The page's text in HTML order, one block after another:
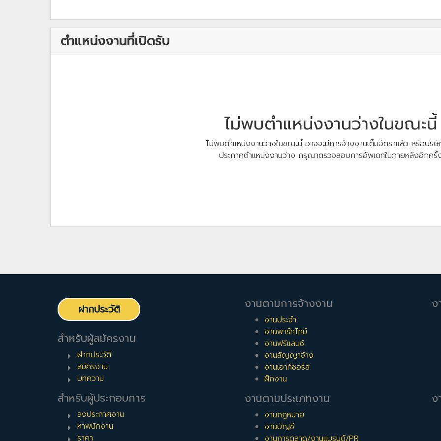
ตำแหน่งงานที่เปิดรับ
ไม่พบตำแหน่งงานว่างในขณะนี้
ไม่พบตำแหน่งงานว่างในขณะนี้ อาจจะมีการจ้างงานเต็มอัตราแล้ว หรือบริษั
ประกาศตำแหน่งงานว่าง กรุณาตรวจสอบการอัพเดทในภายหลังอีกครั้
ฝากประวัติ
สำหรับผู้สมัครงาน
ฝากประวัติ
สมัครงาน
บทความ
สำหรับผู้ประกอบการ
ลงประกาศงาน
หาพนักงาน
ราคา
งานตามการจ้างงาน
งานประจำ
งานพาร์ทไทม์
งานฟรีแลนซ์
งานสัญญาจ้าง
งานเอาท์ซอร์ส
ฝึกงาน
งานตามประเภทงาน
งานกฎหมาย
งานบัญชี
งานการตลาด/งานแบรนด์/PR